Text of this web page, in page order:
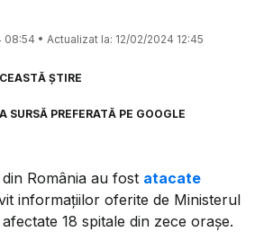
08:54 • Actualizat la: 12/02/2024 12:45
ȘTIRE
SURSĂ PREFERATĂ PE GOOGLE
România au fost atacate
informațiilor oferite de Ministerul
18 spitale din zece orașe.